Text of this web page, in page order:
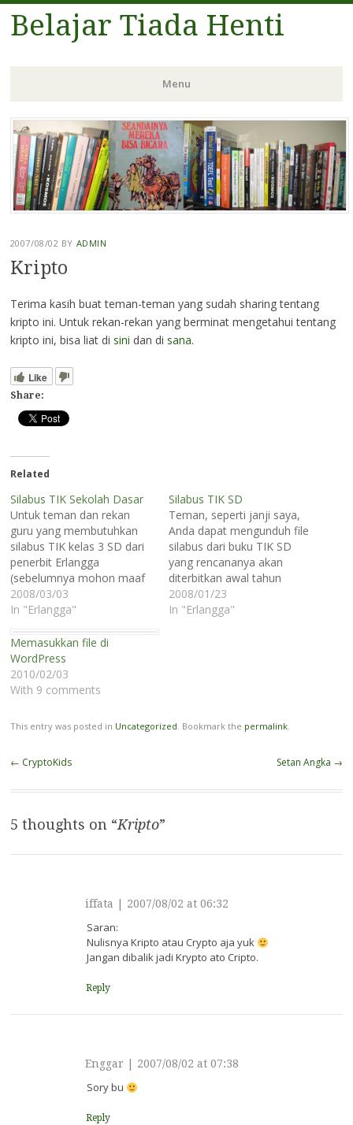
Belajar Tiada Henti
Menu
Skip
to
content
2007/08/02 BY ADMIN
Kripto
Terima kasih buat teman-teman yang sudah sharing tentang
kripto ini. Untuk rekan-rekan yang berminat mengetahui tentang
kripto ini, bisa liat di sini dan di sana.
Like
Share:
Related
Silabus TIK Sekolah Dasar
Untuk teman dan rekan
guru yang membutuhkan
silabus TIK kelas 3 SD dari
penerbit Erlangga
(sebelumnya mohon maaf
atas keterlambatan
pembuatan silabus ini)
file-nya di sini. Dengan
demikian keseluruhan
silabus TIK SD dari kelas 1
sampai dengan kelas 6 file-
halaman yang sama.…
2008/03/03
In "Erlangga"
Silabus TIK SD
Teman, seperti janji saya,
Anda dapat mengunduh file
silabus dari buku TIK SD
yang rencananya akan
diterbitkan awal tahun
ajaran baru di sini.
Sementara ini baru silabus
2008/01/23
In "Erlangga"
Memasukkan file di
WordPress
2010/02/03
With 9 comments
This entry was posted in Uncategorized. Bookmark the permalink.
Post
← CryptoKids Setan Angka →
5 thoughts on “Kripto”
iffata 2007/08/02 at 06:32
Saran:
Nulisnya Kripto atau Crypto aja yuk
Jangan dibalik jadi Krypto ato Cripto.
Reply
Enggar 2007/08/02 at 07:38
Sory bu
Reply